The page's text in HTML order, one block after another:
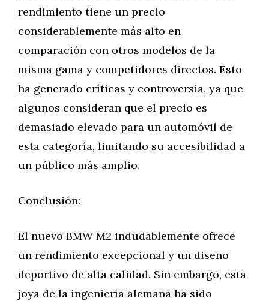
rendimiento tiene un precio
considerablemente más alto en
comparación con otros modelos de la
misma gama y competidores directos. Esto
ha generado críticas y controversia, ya que
algunos consideran que el precio es
demasiado elevado para un automóvil de
esta categoría, limitando su accesibilidad a
un público más amplio.
Conclusión:
El nuevo BMW M2 indudablemente ofrece
un rendimiento excepcional y un diseño
deportivo de alta calidad. Sin embargo, esta
joya de la ingeniería alemana ha sido